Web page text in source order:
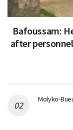
Bafoussam:
after
Molyko-